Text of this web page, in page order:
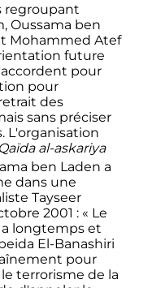
regroupant
Oussama ben
Mohammed Atef
future
pour
pour
des
sans préciser
L'organisation
al-askariya
ben Laden a
dans une
Tayseer
2001 : « Le
longtemps et
El-Banashiri
pour
terrorisme de la